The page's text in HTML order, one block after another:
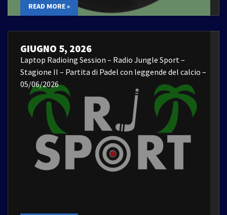
READ MORE »
GIUGNO 5, 2026
Laptop Radioing Session – Radio Jungle Sport –
Stagione II – Partita di Padel con leggende del calcio –
05/06/2026